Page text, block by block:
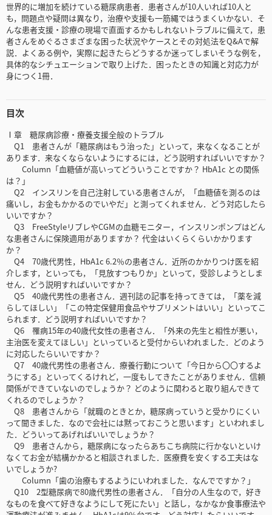
世界的に増加を続けている糖尿病患者．患者さんが10人いれば10人と
も，問題点や疑問は異なり，治療や支援も一筋縄ではうまくいかない．そ
んな患者支援・診療の現場で直面するかもしれないトラブルに備えて，患
者さんをめぐるさまざまな困った状況やケースとその対処法をQ&Aで解
説．よくある例や，実際に起きたらどうするか迷ってしまいそうな例を，
具体的なシチュエーションで取り上げた．困ったときの知識と対応力が
身につく1冊．
目次
Ⅰ章 糖尿病診療・療養支援全般のトラブル
Q1 患者さんが「糖尿病はもう治った」といって，来なくなることが
あります．来なくならないようにするには，どう説明すればいいですか？
Column「血糖値が高いってどういうことですか？ HbA1c との関係
は？」
Q2 インスリンを自己注射している患者さんが，「血糖値を測るのは
痛いし，お金もかかるのでいやだ」と測ってくれません．どう対応したら
いいですか？
Q3 FreeStyleリブレやCGMの血糖モニター，インスリンポンプはどん
な患者さんに保険適用がありますか？ 代金はいくらくらいかかります
か？
Q4 70歳代男性，HbA1c 6.2％の患者さん．近所のかかりつけ医を紹
介します，といっても，「見放すつもりか」といって，受診しようとしま
せん．どう説明すればいいですか？
Q5 40歳代男性の患者さん．週刊誌の記事を持ってきては，「薬を減
らしてほしい」「この特定保健用食品やサプリメントはいい」といってこ
られます．どう説明すればいいですか？
Q6 罹病15年の40歳代女性の患者さん．「外来の先生と相性が悪い，
主治医を変えてほしい」といっていると受付からいわれました．どのよう
に対応したらいいですか？
Q7 40歳代男性の患者さん．療養行動について「今日から〇〇するよ
うにする」といってくるけれど，一度もしてきたことがありません．信頼
関係ができていないのでしょうか？ どのように関わると取り組んできて
くれるのでしょうか？
Q8 患者さんから「就職のときとか，糖尿病っていうと受かりにくい
って聞きました．なので会社には黙っておこうと思います」といわれまし
た．どういってあげればいいでしょうか？
Q9 患者さんから，糖尿病になったらあちこち病院に行かないといけ
なくてお金が結構かかると相談されました．医療費を安くする工夫はな
いでしょうか?
Column「歯の治療もするようにいわれました．なんでですか？」
Q10 2型糖尿病で80歳代男性の患者さん．「自分の人生なので，好き
なものを食べて好きなようにして死にたい」と話し，なかなか食事療法や